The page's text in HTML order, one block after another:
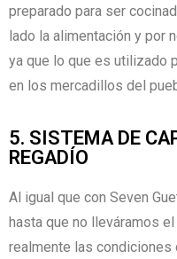
preparado para ser
lado la alimentación y por
ya que lo que es utilizado
en los mercadillos del
5. SISTEMA DE
REGADÍO
Al igual que con Seven
hasta que no lleváramos
realmente las